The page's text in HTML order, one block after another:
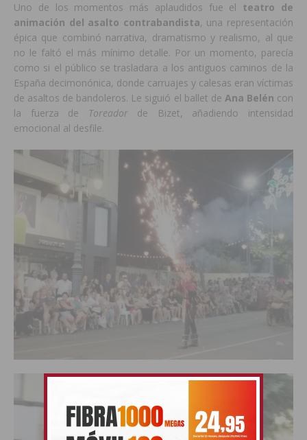
Uno de los momentos más aplaudidos fue el teatro de
animación del asalto contrabandista, una representación
épica que combinó narrativa, dramatismo y realismo, al que
no le faltó el más mínimo detalle. Por un momento, parecía
como si el público se trasladara a los antiguos caminos de la
España decimonónica, donde carruajes y calesas eran víctimas
de asaltos de bandoleros. Le siguió el ballet de Ana Belén con
la fuerza de Toreadorde Bizet, añadiendo intensidad
emocional al desfile.